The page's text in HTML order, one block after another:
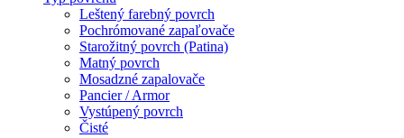
Leštený farebný povrch
Pochrómované zapaľovače
Starožitný povrch (Patina)
Matný povrch
Mosadzné zapalovače
Pancier / Armor
Vystúpený povrch
Čisté